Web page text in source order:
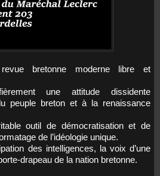
bretonne moderne libre et
une attitude dissidente
peuple breton et à la renaissance
outil de démocratisation et de
de l’idéologie unique.
des intelligences, la voix d’une
drapeau de la nation bretonne.